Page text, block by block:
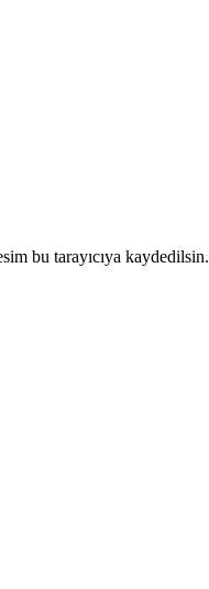
bu tarayıcıya kaydedilsin.